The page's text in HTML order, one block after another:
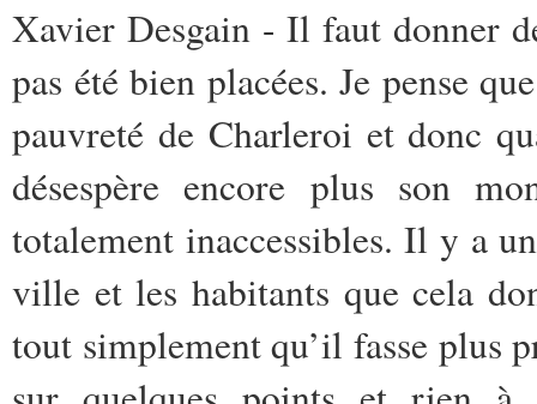
Xavier Desgain - Il faut donner
pas été bien placées. Je pense
pauvreté de Charleroi et donc
désespère encore plus son
totalement inaccessibles. Il y a
ville et les habitants que cela
tout simplement qu’il fasse plus